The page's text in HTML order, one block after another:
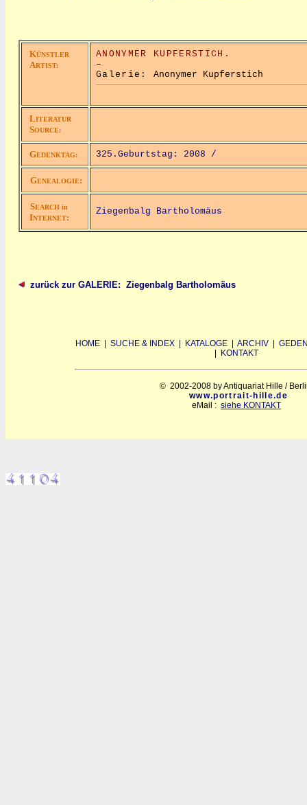
KÜNSTLER
ARTIST:
ANONYMER KUPFERSTICH.
–
Galerie: Anonymer Kupferstich
LITERATUR
SOURCE:
GEDENKTAG: 325.Geburtstag: 2008 /
GENEALOGIE:
SEARCH in
INTERNET:
Ziegenbalg Bartholomäus
zurück zur GALERIE: Ziegenbalg Bartholomäus
HOME SUCHE & INDEX KATALOGE ARCHIV
KONTAKT
© 2002-2008 by Antiquariat Hille /
www.portrait-hille.de
eMail : siehe KONTAKT